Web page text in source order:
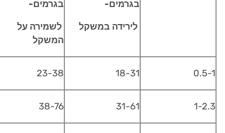
בגרמים-
לירידה במשקל
בגרמים-
לשמירה על
המשקל
0.5-1
18-31
23-38
1-2.3
31-61
38-76